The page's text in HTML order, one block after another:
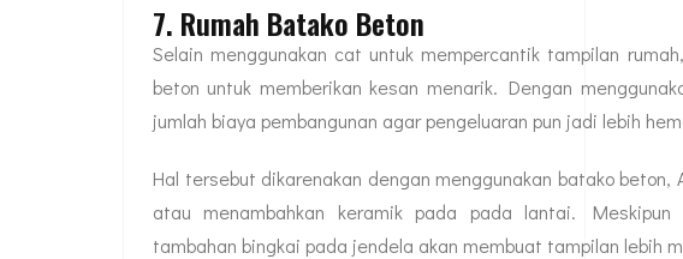
7. Rumah Batako Beton
Selain menggunakan cat untuk mempercantik tampilan
beton untuk memberikan kesan menarik. Dengan
jumlah biaya pembangunan agar pengeluaran pun jadi lebih
Hal tersebut dikarenakan dengan menggunakan batako
atau menambahkan keramik pada pada lantai.
tambahan bingkai pada jendela akan membuat tampilan lebih